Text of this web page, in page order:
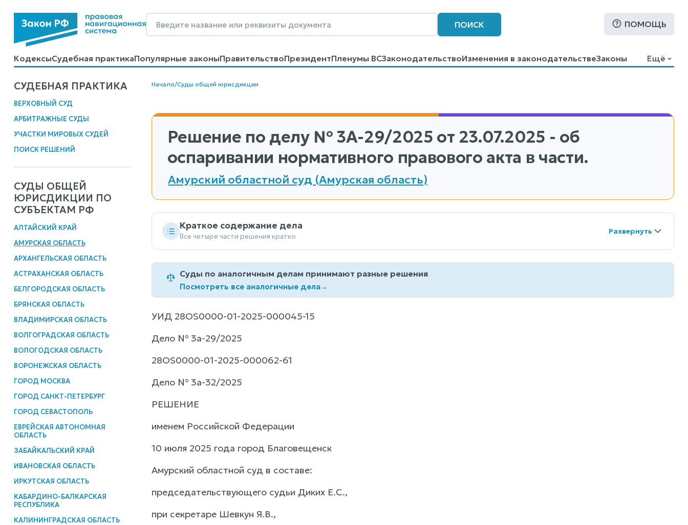
ПОИСК ПОМОЩЬ
КодексыСудебная практикаПопулярные законыПравительствоПрезидентПленумы ВСЗаконодательствоИзменения в законодательствеЗаконы
КалькуляторыСправочные материалыОбразцы договоровКонтактыПомощьПоиск
Ещё
СУДЕБНАЯ ПРАКТИКА
ВЕРХОВНЫЙ СУД
АРБИТРАЖНЫЕ СУДЫ
УЧАСТКИ МИРОВЫХ СУДЕЙ
ПОИСК РЕШЕНИЙ
СУДЫ ОБЩЕЙ
ЮРИСДИКЦИИ ПО
СУБЪЕКТАМ РФ
АЛТАЙСКИЙ КРАЙ
АМУРСКАЯ ОБЛАСТЬ
АРХАНГЕЛЬСКАЯ ОБЛАСТЬ
АСТРАХАНСКАЯ ОБЛАСТЬ
БЕЛГОРОДСКАЯ ОБЛАСТЬ
БРЯНСКАЯ ОБЛАСТЬ
ВЛАДИМИРСКАЯ ОБЛАСТЬ
ВОЛГОГРАДСКАЯ ОБЛАСТЬ
ВОЛОГОДСКАЯ ОБЛАСТЬ
ВОРОНЕЖСКАЯ ОБЛАСТЬ
ГОРОД МОСКВА
ГОРОД САНКТ-ПЕТЕРБУРГ
ГОРОД СЕВАСТОПОЛЬ
ЕВРЕЙСКАЯ АВТОНОМНАЯ
ОБЛАСТЬ
ЗАБАЙКАЛЬСКИЙ КРАЙ
ИВАНОВСКАЯ ОБЛАСТЬ
ИРКУТСКАЯ ОБЛАСТЬ
КАБАРДИНО-БАЛКАРСКАЯ
РЕСПУБЛИКА
КАЛИНИНГРАДСКАЯ ОБЛАСТЬ
Начало/Суды общей юрисдикции
Решение по делу № 3А-29/2025 от 23.07.2025 - об
оспаривании нормативного правового акта в части.
Амурский областной суд (Амурская область)
Краткое содержание дела
Все четыре части решения кратко
Суды по аналогичным делам принимают разные решения
Посмотреть все аналогичные дела→
УИД 28OS0000-01-2025-000045-15
Дело № 3а-29/2025
28OS0000-01-2025-000062-61
Дело № 3а-32/2025
РЕШЕНИЕ
именем Российской Федерации
10 июля 2025 года город Благовещенск
Амурский областной суд в составе:
председательствующего судьи Диких Е.С.,
при секретаре Шевкун Я.В.,